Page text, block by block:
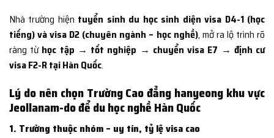
Nhà trường hiện tuyển sinh du học sinh diện visa D4-1 (học
tiếng) và visa D2 (chuyên ngành – học nghề), mở ra lộ trình rõ
ràng từ học tập → tốt nghiệp → chuyển visa E7 → định cư
visa F2-R tại Hàn Quốc.
Lý do nên chọn Trường Cao đẳng hanyeong khu vực
Jeollanam-do để du học nghề Hàn Quốc
1. Trường thuộc nhóm – uy tín, tỷ lệ visa cao